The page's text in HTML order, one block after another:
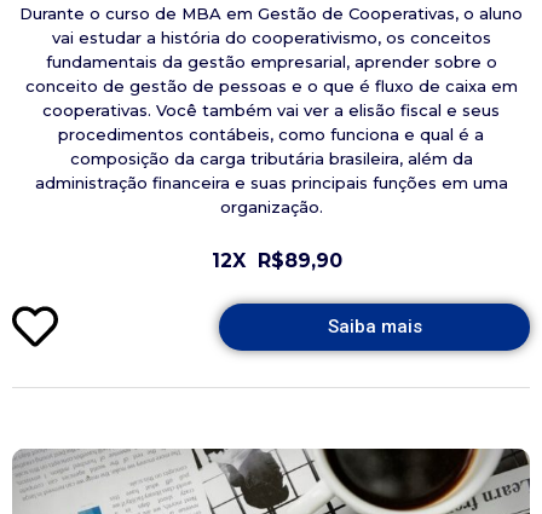
Durante o curso de MBA em Gestão de Cooperativas, o aluno
vai estudar a história do cooperativismo, os conceitos
fundamentais da gestão empresarial, aprender sobre o
conceito de gestão de pessoas e o que é fluxo de caixa em
cooperativas. Você também vai ver a elisão fiscal e seus
procedimentos contábeis, como funciona e qual é a
composição da carga tributária brasileira, além da
administração financeira e suas principais funções em uma
organização.
12X R$89,90
Saiba mais